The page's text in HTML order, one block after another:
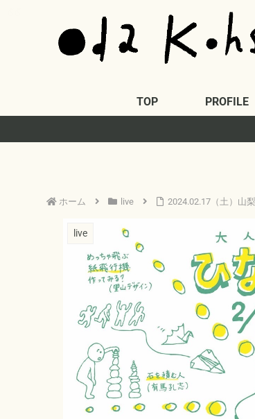
TOP PROFILE
ホーム live 2024.02.17（土）山
live